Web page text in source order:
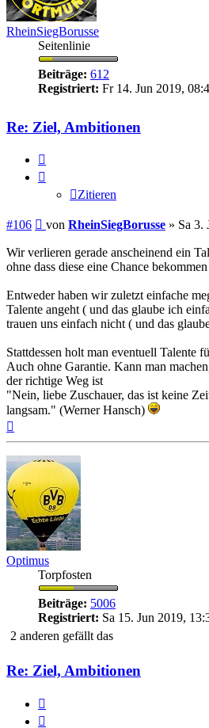
RheinSiegBorusse
Seitenlinie
Beiträge: 612
Registriert: Fr 14. Jun 2019,
Re: Ziel, Ambitionen
Zitieren
#106 Beitrag
von RheinSiegBorusse » Sa 3.
Wir verlieren gerade anscheinend ein
ohne dass diese eine Chance
Entweder haben wir zuletzt einfache
Talente angeht ( und das glaube ich
trauen uns einfach nicht ( und das
Stattdessen holt man eventuell Talente
Auch ohne Garantie. Kann man
der richtige Weg ist
"Nein, liebe Zuschauer, das ist keine
langsam." (Werner Hansch)
oben
Optimus
Torpfosten
Beiträge: 5006
Registriert: Sa 15. Jun 2019,
2 anderen gefällt das
Re: Ziel, Ambitionen